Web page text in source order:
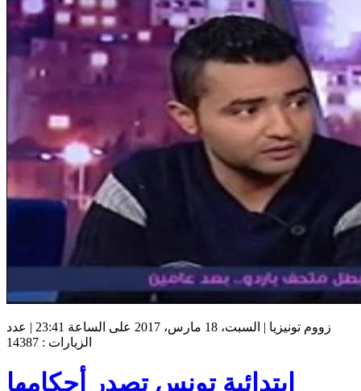
زووم تونيزيا | السبت، 18 مارس، 2017 على الساعة 23:41 | عدد
الزيارات : 14387
ابتدائية تونس تصدر أحكامها